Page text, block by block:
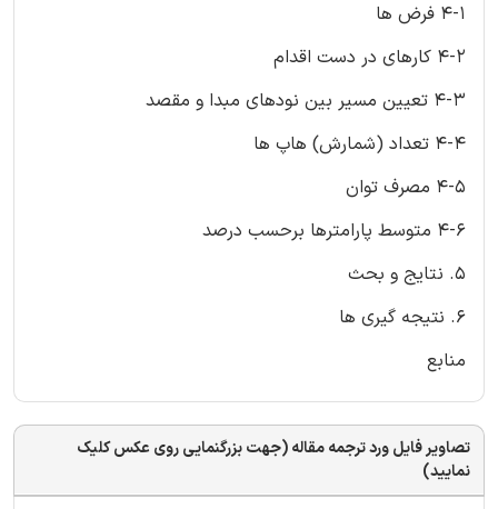
4-1 فرض ها
4-2 کارهای در دست اقدام
4-3 تعیین مسیر بین نودهای مبدا و مقصد
4-4 تعداد (شمارش) هاپ ها
4-5 مصرف توان
4-6 متوسط پارامترها برحسب درصد
5. نتایج و بحث
6. نتیجه گیری ها
منابع
تصاویر فایل ورد ترجمه مقاله (جهت بزرگنمایی روی عکس کلیک
نمایید)